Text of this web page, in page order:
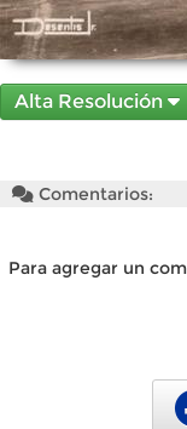
Alta Resolución
Comentarios:
Para agregar un